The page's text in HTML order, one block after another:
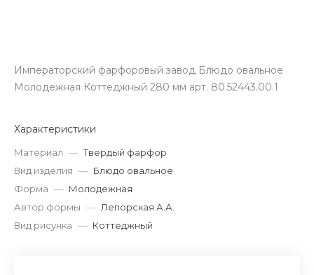
Императорский фарфоровый завод Блюдо овальное
Молодежная Коттеджный 280 мм арт. 80.52443.00.1
Характеристики
Материал — Твердый фарфор
Вид изделия — Блюдо овальное
Форма — Молодежная
Автор формы — Лепорская А.А.
Вид рисунка — Коттеджный